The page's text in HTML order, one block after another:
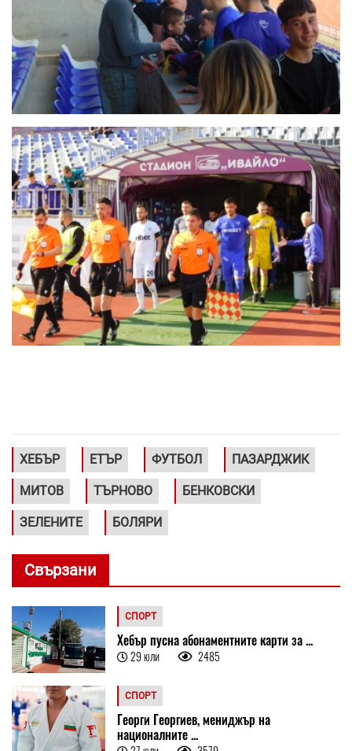
ХЕБЪР ЕТЪР ФУТБОЛ ПАЗАРДЖИК
МИТОВ ТЪРНОВО БЕНКОВСКИ
ЗЕЛЕНИТЕ БОЛЯРИ
Свързани
СПОРТ
Хебър пусна абонаментните карти за ...
29 юли 2485
СПОРТ
Георги Георгиев, мениджър на
националните ...